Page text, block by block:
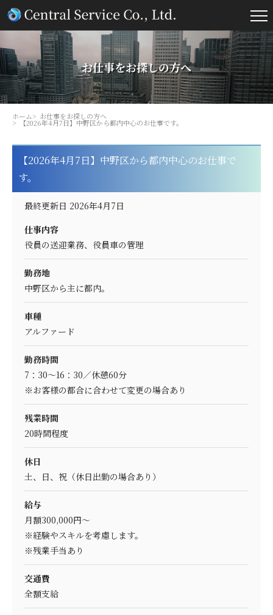
お仕事をお探しの方へ
ホーム お仕事をお探しの方へ
【2026年4月7日】中野区から都内中心のお仕事です。
【2026年4月7日】中野区から都内中心のお仕事で
す。
最終更新日 2026年4月7日
仕事内容
役員の送迎業務、役員車の管理
勤務地
中野区から主に都内。
車種
アルファード
勤務時間
7：30～16：30／休憩60分
※お客様の都合に合わせて変更の場合あり
残業時間
20時間程度
休日
土、日、祝（休日出勤の場合あり）
給与
月額300,000円～
※経験やスキルを考慮します。
※残業手当あり
交通費
全額支給